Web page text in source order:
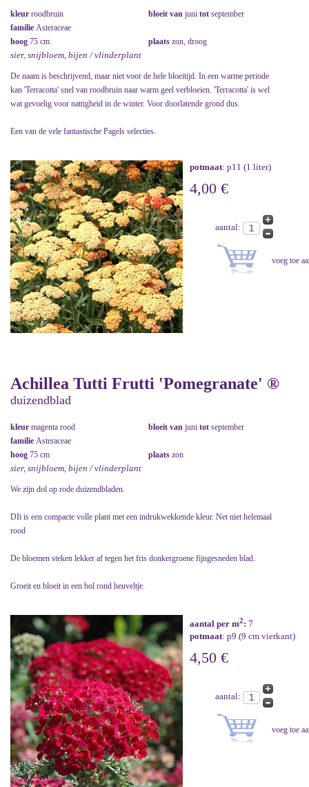
kleur roodbruin bloeit van juni tot september
familie Asteraceae
hoog 75 cm plaats zon, droog
sier, snijbloem, bijen / vlinderplant
De naam is beschrijvend, maar niet voor de hele bloeitijd. In een warme periode
kan 'Terracotta' snel van roodbruin naar warm geel verbloeien. 'Terracotta' is wel
wat gevoelig voor nattigheid in de winter. Voor doorlatende grond dus.
Een van de vele fantastische Pagels selecties.
potmaat: p11 (1 liter)
4,00 €
aantal:
Achillea Tutti Frutti 'Pomegranate' ®
duizendblad
kleur magenta rood bloeit van juni tot september
familie Asteraceae
hoog 75 cm plaats zon
sier, snijbloem, bijen / vlinderplant
We zijn dol op rode duizendbladen.
DIt is een compacte volle plant met een indrukwekkende kleur. Net niet helemaal
rood
De bloemen steken lekker af tegen het fris donkergroene fijngesneden blad.
Groeit en bloeit in een bol rond heuveltje.
aantal per m2: 7
potmaat: p9 (9 cm vierkant)
4,50 €
aantal: